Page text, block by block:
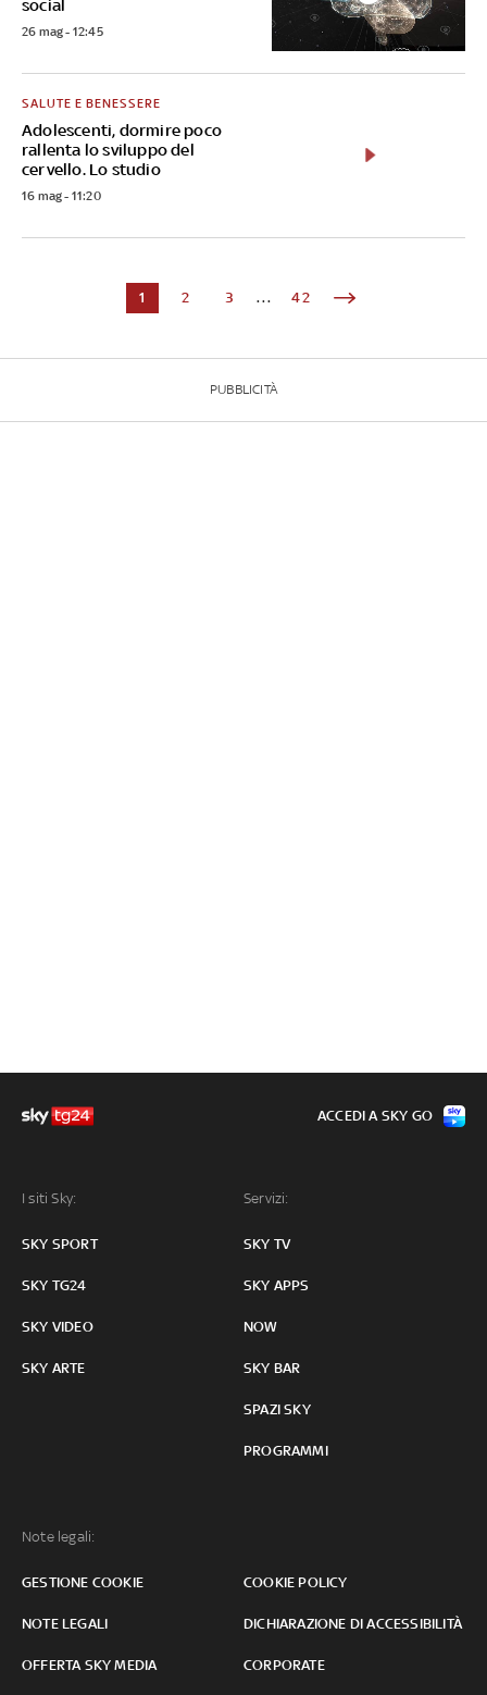
social
26 mag - 12:45
Adolescenti, dormire poco
rallenta lo sviluppo del
cervello. Lo studio
SALUTE E BENESSERE
16 mag - 11:20
1 2 3 ... 42
PUBBLICITÀ
I siti Sky:
SKY SPORT
SKY TG24
SKY VIDEO
SKY ARTE
Servizi:
SKY TV
SKY APPS
NOW
SKY BAR
SPAZI SKY
PROGRAMMI
Note legali:
GESTIONE COOKIE COOKIE POLICY
NOTE LEGALI DICHIARAZIONE DI ACCESSIBILITÀ
OFFERTA SKY MEDIA CORPORATE
ACCEDI A SKY GO